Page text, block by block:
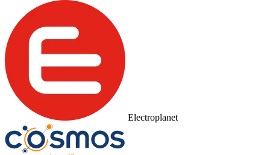
Electroplanet